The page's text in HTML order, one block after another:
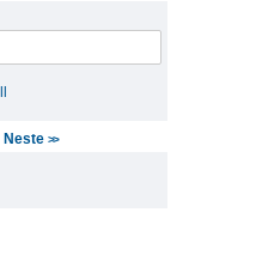
Neste>>